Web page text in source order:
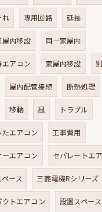
れ 専用回路 延長
屋内移設 同一家屋内
エアコン 家屋内移設
屋内配管接続 断熱処理
移動 風 トラブル
たエアコン 工事費用
ーエアコン セパレートエ
ース 三菱電機Rシリーズ
クトエアコン 設置スペース